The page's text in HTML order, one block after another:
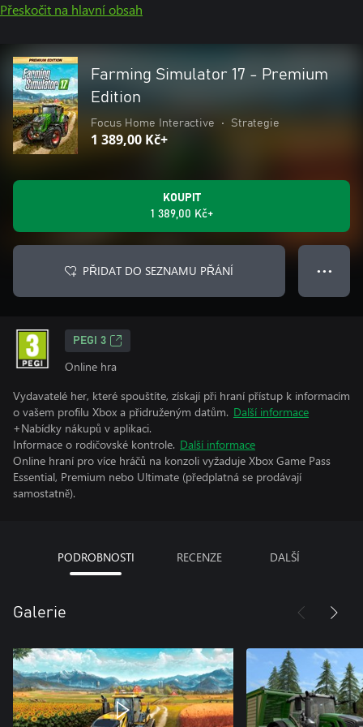
Přeskočit na hlavní obsah
Farming Simulator 17 - Premium
Edition
Focus Home Interactive • Strategie
1 389,00 Kč+
KOUPIT
1 389,00 Kč+
PŘIDAT DO SEZNAMU PŘÁNÍ ● ● ●
PEGI 3
Online hra
Vydavatelé her, které spouštíte, získají při hraní přístup k informacím
o vašem profilu Xbox a přidruženým datům. Další informace
+Nabídky nákupů v aplikaci.
Informace o rodičovské kontrole. Další informace
Online hraní pro více hráčů na konzoli vyžaduje Xbox Game Pass
Essential, Premium nebo Ultimate (předplatná se prodávají
samostatně).
PODROBNOSTI RECENZE DALŠÍ
Galerie